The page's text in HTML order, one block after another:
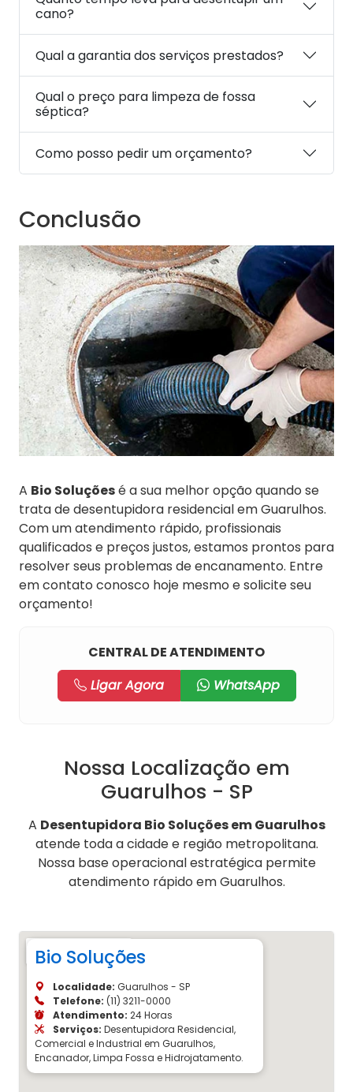
cano?
Qual a garantia dos serviços prestados?
Qual o preço para limpeza de fossa
séptica?
Como posso pedir um orçamento?
Conclusão
A Bio Soluçõesé a sua melhor opção quando se
trata de desentupidora residencial em Guarulhos.
Com um atendimento rápido, profissionais
qualificados e preços justos, estamos prontos para
resolver seus problemas de encanamento. Entre
em contato conosco hoje mesmo e solicite seu
orçamento!
CENTRAL DE ATENDIMENTO
Ligar Agora
WhatsApp
Nossa Localização em
Guarulhos - SP
A Desentupidora Bio Soluções em Guarulhos
atende toda a cidade e região metropolitana.
Nossa base operacional estratégica permite
atendimento rápido em Guarulhos.
Bio Soluções
Localidade: Guarulhos - SP
Telefone: (11) 3211-0000
Atendimento: 24 Horas
Serviços: Desentupidora Residencial,
Comercial e Industrial em Guarulhos,
Encanador, Limpa Fossa e Hidrojatamento.